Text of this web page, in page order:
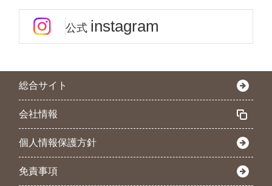
公式 instagram
総合サイト
会社情報
個人情報保護方針
免責事項